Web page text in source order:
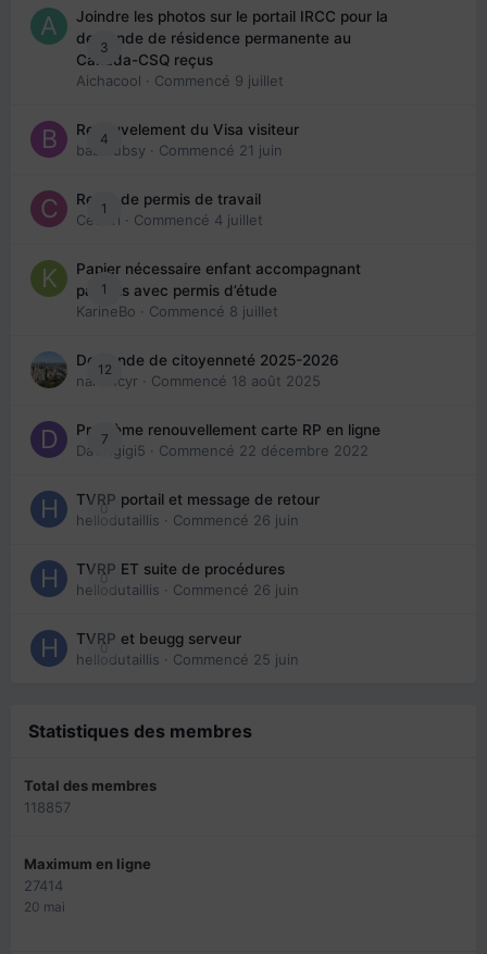
3
Joindre les photos sur le portail IRCC pour la
demande de résidence permanente au
Canada-CSQ reçus
Aichacool · Commencé 9 juillet
4
Renouvelement du Visa visiteur
babibubsy · Commencé 21 juin
1
Refus de permis de travail
Cedbri · Commencé 4 juillet
1
Papier nécessaire enfant accompagnant
parents avec permis d’étude
KarineBo · Commencé 8 juillet
12
Demande de citoyenneté 2025-2026
nanancyr · Commencé 18 août 2025
7
Problème renouvellement carte RP en ligne
Davidgigi5 · Commencé 22 décembre 2022
0
TVRP portail et message de retour
hellodutaillis · Commencé 26 juin
0
TVRP ET suite de procédures
hellodutaillis · Commencé 26 juin
0
TVRP et beugg serveur
hellodutaillis · Commencé 25 juin
Statistiques des membres
Total des membres
118857
Maximum en ligne
27414
20 mai